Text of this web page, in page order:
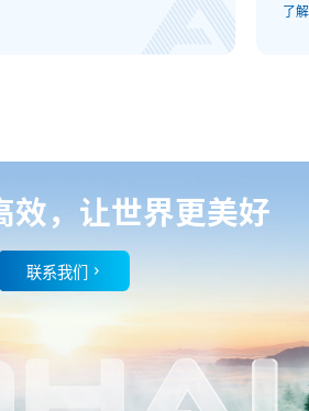
了
效，让世界更美好
联系我们